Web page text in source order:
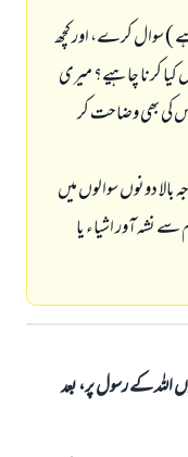
) سوال كرے، اور كچھ
كرنا چاہيے؟ ميرى
اس كى بھى وضاحت كر
بالا دونوں سوالوں ميں
نشہ آور اشياء يا
اللہ کے رسول پر، بعد